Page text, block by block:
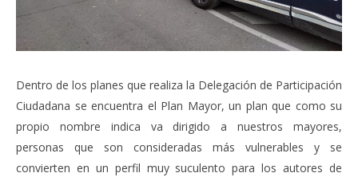
Dentro de los planes que realiza la Delegación de Participación
Ciudadana se encuentra el Plan Mayor, un plan que como su
propio nombre indica va dirigido a nuestros mayores,
personas que son consideradas más vulnerables y se
convierten en un perfil muy suculento para los autores de